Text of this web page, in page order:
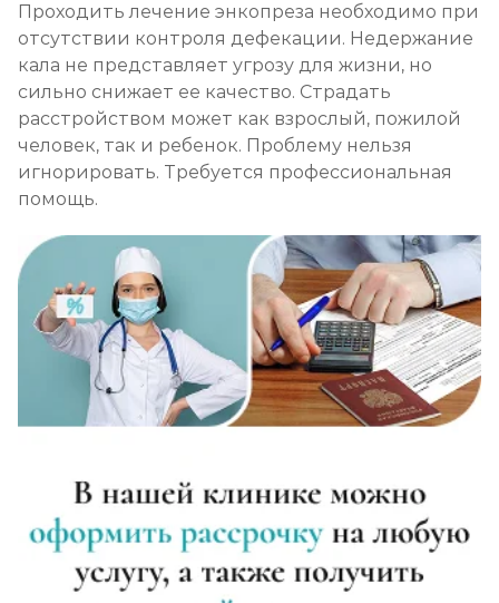
Проходить лечение энкопреза необходимо при
отсутствии контроля дефекации. Недержание
кала не представляет угрозу для жизни, но
сильно снижает ее качество. Страдать
расстройством может как взрослый, пожилой
человек, так и ребенок. Проблему нельзя
игнорировать. Требуется профессиональная
помощь.